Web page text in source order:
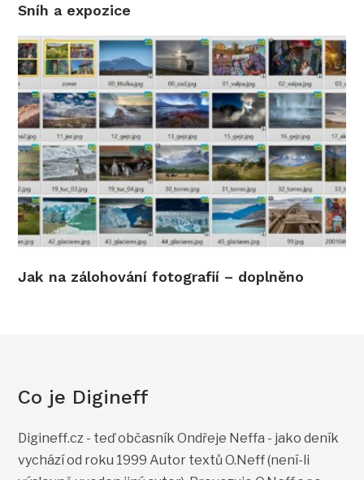
Sníh a expozice
Jak na zálohování fotografií – doplněno
Co je Digineff
Digineff.cz - teď občasník Ondřeje Neffa - jako deník
vychází od roku 1999 Autor textů O.Neff (není-li